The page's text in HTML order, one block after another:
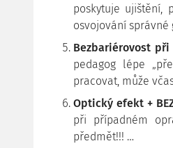
poskytuje ujištění,
osvojování
Bezbariérovost
pedagog lépe
pracovat, může
Optický efekt +
při případném
předmět!!! …